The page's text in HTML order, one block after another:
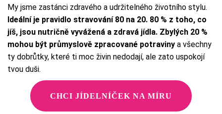
My jsme zastánci zdravého a udržitelného životního stylu.
Ideální je pravidlo stravování 80 na 20. 80 % z toho, co
jíš, jsou nutričně vyvážená a zdravá jídla. Zbylých 20 %
mohou být průmyslově zpracované potraviny a všechny
ty dobrůtky, které ti moc živin nedodají, ale zato uspokojí
tvou duši.
CHCI JÍDELNÍČEK NA MÍRU